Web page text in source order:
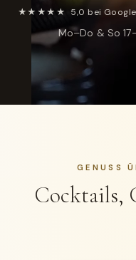
★★★★★ 5,0 bei Google ·
Mo–Do & So
GENUSS
Cocktails,